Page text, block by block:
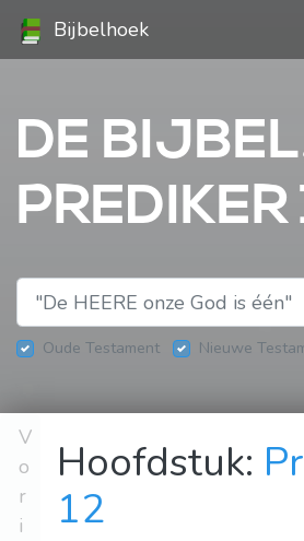
Bijbelhoek
DE
PREDIKER
Oude Testament Nieuwe
V
o
r
i
Hoofdstuk:
12